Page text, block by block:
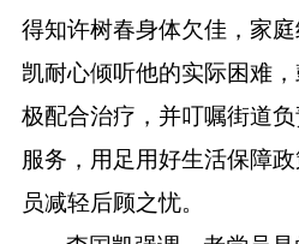
得知许树春身体欠佳，家
凯耐心倾听他的实际困难
极配合治疗，并叮嘱街道
服务，用足用好生活保障
员减轻后顾之忧。